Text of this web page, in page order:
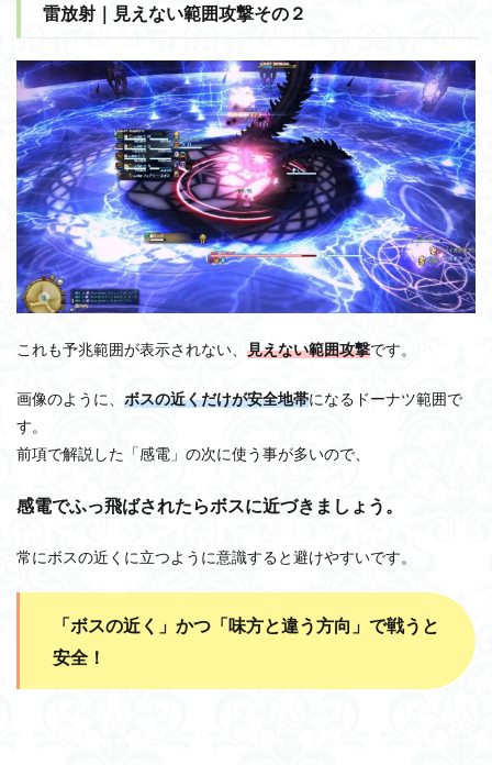
雷放射｜見えない範囲攻撃その２
これも予兆範囲が表示されない、 見えない範囲攻撃です。
画像のように、 ボスの近くだけが安全地帯になるドーナツ範囲で
す。
前項で解説した「感電」の次に使う事が多いので、
感電でふっ飛ばされたらボスに近づきましょう。
常にボスの近くに立つように意識すると避けやすいです。
「ボスの近く」かつ「味方と違う方向」で戦うと
安全！